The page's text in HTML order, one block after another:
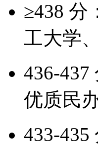
≥438 分
工大学
436-
优质民
433-